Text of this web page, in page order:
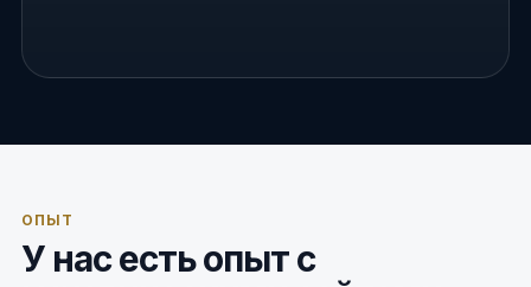
ОПЫТ
У нас есть опыт с